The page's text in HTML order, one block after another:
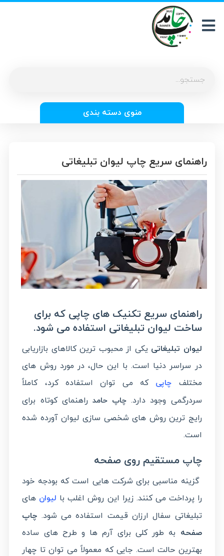
منوی دسته بندی
راهنمای سریع چاپ لیوان تبلیغاتی
راهنمای سریع تکنیک های چاپی که برای
ساخت لیوان تبلیغاتی استفاده می شود.
لیوان تبلیغاتی یکی از محبوب ترین کالاهای بازاریابی
در سراسر دنیا است. با این حال، در مورد روش های
مختلف چاپی که می توان استفاده کرد، کاملاً
سردرگمی وجود دارد. چاپ حامد راهنمای کوتاه برای
رایج ترین روش های شخصی سازی لیوان آورده شده
است.
چاپ مستقیم روی صفحه
گزینه مناسبی برای شرکت هایی است که بودجه خود
را پرداخت می کنند. زیرا این روش اغلب با لیوان های
تبلیغاتی سفال ارزان قیمت استفاده می شود. چاپ
صفحه به طور کلی برای آرم ها و طرح های ساده
بهترین حالت است. جایی که معمولاً می توان تا چهار